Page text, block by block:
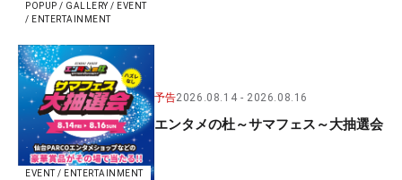
POPUP / GALLERY / EVENT
/ ENTERTAINMENT
EVENT / ENTERTAINMENT
予告2026.08.14 2026.08.16
エンタメの杜～サマフェス～大抽選会